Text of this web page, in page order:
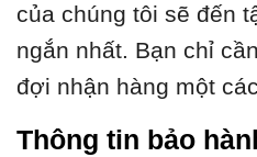
của chúng tôi sẽ đến
ngắn nhất. Bạn chỉ
đợi nhận hàng một
Thông tin bảo